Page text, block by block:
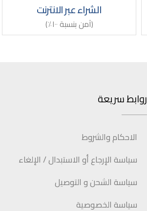
الشراء عبر الانترنت
(آمن بنسبة ١٠٠٪)
روابط سريعة
الاحكام والشروط
سياسة الإرجاع أو الاستبدال / الإلغاء
سياسة الشحن و التوصيل
سياسة الخصوصية